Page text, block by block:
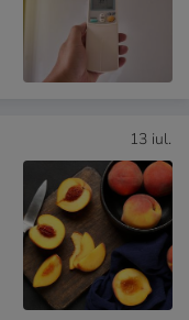
13 iul.